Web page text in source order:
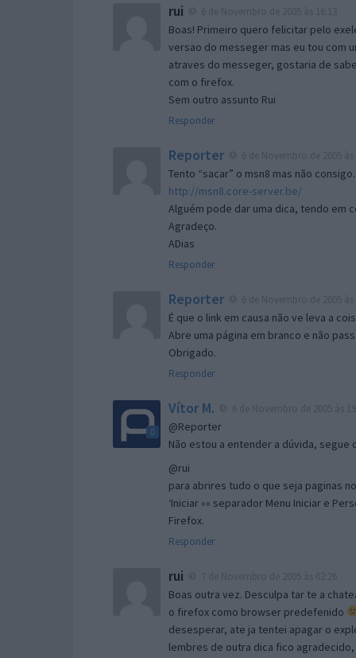
rui
Boas! Primeiro quero felicitar pelo
versao do messeger mas eu tou com
atraves do messeger, gostaria de
com o firefox.
Sem outro assunto Rui
Responder
Reporter
Tento “sacar” o msn8 mas não
http://msn8.core-server.be/
Alguém pode dar uma dica, tendo em
Agradeço.
ADias
Responder
Reporter
É que o link em causa não ve leva a
Abre uma página em branco e não
Obrigado.
Responder
Vítor M.
@Reporter
Não estou a entender a dúvida,
@rui
para abrires tudo o que seja paginas
‘Iniciar »» separador Menu Iniciar e
Firefox.
Responder
rui
Boas outra vez. Desculpa tar te a
o firefox como browser predefenido
desesperar, ate ja tentei apagar o
lembres de outra dica fico